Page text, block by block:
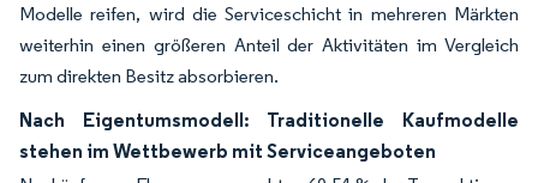
Modelle reifen, wird die Serviceschicht in mehreren Märkten
weiterhin einen größeren Anteil der Aktivitäten im Vergleich
zum direkten Besitz absorbieren.
Nach Eigentumsmodell: Traditionelle Kaufmodelle
stehen im Wettbewerb mit Serviceangeboten